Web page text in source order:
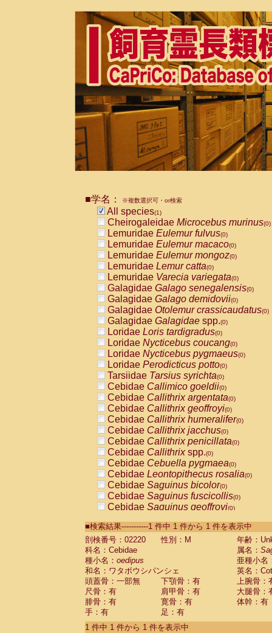
■学名： ※複数選択可・or検索
All species(1)
Cheirogaleidae Microcebus murinus(0)
Lemuridae Eulemur fulvus(0)
Lemuridae Eulemur macaco(0)
Lemuridae Eulemur mongoz(0)
Lemuridae Lemur catta(0)
Lemuridae Varecia variegata(0)
Galagidae Galago senegalensis(0)
Galagidae Galago demidovii(0)
Galagidae Otolemur crassicaudatus(0)
Galagidae Galagidae spp.(0)
Loridae Loris tardigradus(0)
Loridae Nycticebus coucang(0)
Loridae Nycticebus pygmaeus(0)
Loridae Perodicticus potto(0)
Tarsiidae Tarsius syrichta(0)
Cebidae Callimico goeldii(0)
Cebidae Callithrix argentata(0)
Cebidae Callithrix geoffroyi(0)
Cebidae Callithrix humeralifer(0)
Cebidae Callithrix jacchus(0)
Cebidae Callithrix penicillata(0)
Cebidae Callithrixspp.(0)
Cebidae Cebuella pygmaea(0)
Cebidae Leontopithecus rosalia(0)
Cebidae Saguinus bicolor(0)
Cebidae Saguinus fuscicollis(0)
Cebidae Saguinus geoffroyi(0)
CebidaeSaguinus labiatus(0)
Cebidae Saguinus leucopus (0)
Cebidae
Cebidae
CebidaeSaguinus nigricollis (0)
Cebidae Saguinus oedipus
Cebidae Saguinus weddelli
Cebidae Saguinusspp.
Cebidae Aotus trivirgatus
Cebidae Cebus albifrons
■検索結果-----------1 件中 1 件から 1 件を表示中
剖検番号：02220
性別：M
年齢：
科名：Cebidae
属名：
種小名： oedipus
亜種小名
和名：ワタボウシパンシェ
英名：
頭蓋骨：一部無
下顎骨：有
上腕骨：
尺骨：有
肩甲骨：有
大腿骨：
腓骨：有
寛骨：有
体幹：有
手：有
足：有
1 件中 1 件から 1 件を表示中